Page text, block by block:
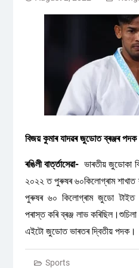
বিজয় কুমাৰ যাদৱৰ জুডোত ব্ৰঞ্জৰ পদক
ৰঙিলী বাৰ্ত্তাসেৱা- ভাৰতীয় জুডোকা
২০২২ ত পুৰুষৰ ৬০কিলোগ্ৰাম শাখাত
পুৰুষৰ ৬০ কিলোগ্ৰাম জুডো টাইত
পৰাস্ত কৰি ব্ৰঞ্জ লাভ
এইটো জুডোত ভাৰতৰ দ্বিতীয় পদক।
Sports